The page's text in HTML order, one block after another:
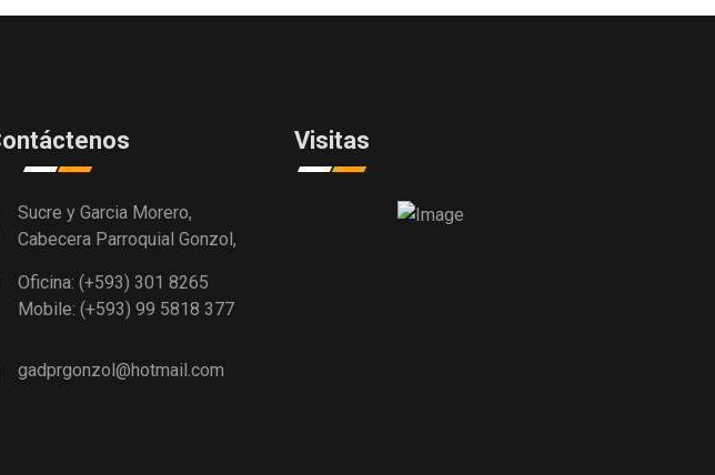
Sucre y Garcia Morero,
Cabecera Parroquial Gonzol,
Oficina: (+593) 301 8265
Mobile: (+593) 99 5818 377
gadprgonzol@hotmail.com
Visitas